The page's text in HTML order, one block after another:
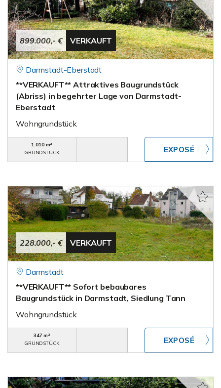
899.000,- € VERKAUFT
Darmstadt-Eberstadt
**VERKAUFT** Attraktives Baugrundstück
(Abriss) in begehrter Lage von Darmstadt-
Eberstadt
Wohngrundstück
1.010 m²
GRUNDSTÜCK
228.000,- € VERKAUFT
Darmstadt
**VERKAUFT** Sofort bebaubares
Baugrundstück in Darmstadt, Siedlung Tann
Wohngrundstück
347 m²
GRUNDSTÜCK